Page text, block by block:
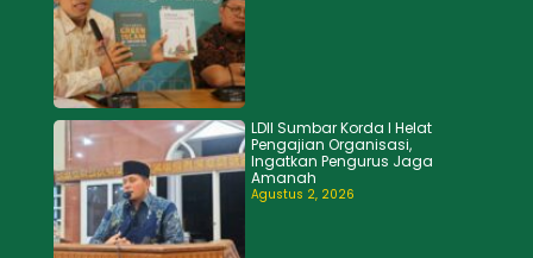
LDII Sumbar Korda I Helat
Pengajian Organisasi,
Ingatkan Pengurus Jaga
Amanah
Agustus 2, 2026